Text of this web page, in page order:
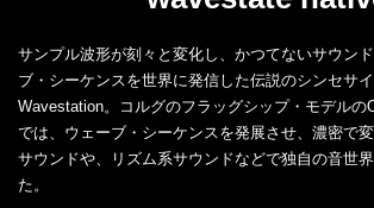
サンプル波形が刻々と変化し、かつてないサウン
ブ・シーケンスを世界に発信した伝説のシンセサイ
Wavestation。コルグのフラッグシップ・モデルの
では、ウェーブ・シーケンスを発展させ、濃密で
サウンドや、リズム系サウンドなどで独自の音世
た。